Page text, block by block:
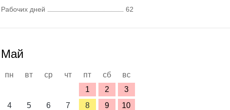
Рабочих дней
62
Май
пн вт ср чт пт сб
вс
1
2
3
4
5 6 7 8 9
10